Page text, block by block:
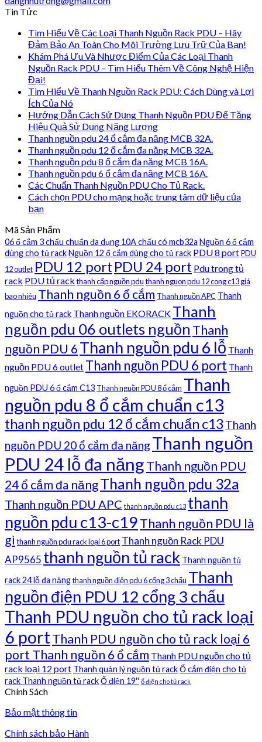
Tin Tức
Tìm Hiểu Về Các Loại Thanh Nguồn Rack PDU – Hãy
Đảm Bảo An Toàn Cho Môi Trường Lưu Trữ Của Bạn!
Khám Phá Ưu Và Nhược Điểm Của Các Loại Thanh
Nguồn Rack PDU – Tìm Hiểu Thêm Về Công Nghệ Hiện
Đại!
Tìm Hiểu Về Thanh Nguồn Rack PDU: Cách Dùng và Lợi
Ích Của Nó
Hướng Dẫn Cách Sử Dụng Thanh Nguồn PDU Để Tăng
Hiệu Quả Sử Dụng Năng Lượng
Thanh nguồn pdu 24 ổ cắm đa năng MCB 32A.
Thanh nguồn pdu 12 ổ cắm đa năng MCB 32A.
Thanh nguồn pdu 8 ổ cắm đa năng MCB 16A.
Thanh nguồn pdu 6 ổ cắm đa năng MCB 16A.
Các Chuẩn Thanh Nguồn PDU Cho Tủ Rack.
Cách chọn PDU cho mạng hoặc trung tâm dữ liệu của
bạn
Mã Sản Phẩm
06 ổ cắm 3 chấu chuẩn đa dụng 10A chấu có mcb32a Nguồn 6 ổ cắm
dùng cho tủ rackNguồn 12 ổ cắm dùng cho tủ rack PDU 8 portPDU
12 outlet PDU 12 port PDU 24 port Pdu trong tủ
rack PDU tủ rack thanh cấp nguồn pdu thanh nguon pdu 12 cong c13 giá
bao nhiêu Thanh nguồn 6 ổ cắm Thanh nguồn APC Thanh
nguồn cho tủ rack Thanh nguồn EKORACK Thanh
nguồn pdu 06 outlets nguồn Thanh
nguồn PDU 6Thanh nguồn pdu 6 lỗ Thanh
nguồn PDU 6 outlet Thanh nguồn PDU 6 port Thanh
nguồn PDU 6 ổ cắm C13 Thanh nguồn PDU 8 ổ cắm Thanh
nguồn pdu 8 ổ cắm chuẩn c13
thanh nguồn pdu 12 ổ cắm chuẩn c13 Thanh
nguồn PDU 20 ổ cắm đa năng Thanh nguồn
PDU 24 lỗ đa năng Thanh nguồn PDU
24 ổ cắm đa năngThanh nguồn pdu 32a
Thanh nguồn PDU APC thanh nguồn pdu c13 thanh
nguồn pdu c13-c19Thanh nguồn PDU là
gì thanh nguồn pdu rack loại 6 port Thanh nguồn Rack PDU
AP9565 thanh nguồn tủ rack Thanh nguồn tủ
rack 24 lỗ đa năngthanh nguồn điện pdu 6 cổng 3 chấu Thanh
nguồn điện PDU 12 cổng 3 chấu
Thanh PDU nguồn cho tủ rack loại
6 portThanh PDU nguồn cho tủ rack loại 6
port Thanh nguồn 6 ổ cắm Thanh PDU nguồn cho tủ
rack loại 12 port Thanh quản lý nguồn tủ rackỔ cắm điện cho tủ
rack Thanh nguồn tủ rackỔ điện 19'' ổ điện cho tủ rack
Chính Sách
Bảo mật thông tin
Chính sách bảo Hành